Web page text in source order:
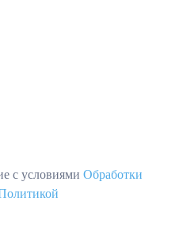
с условиями Обработки